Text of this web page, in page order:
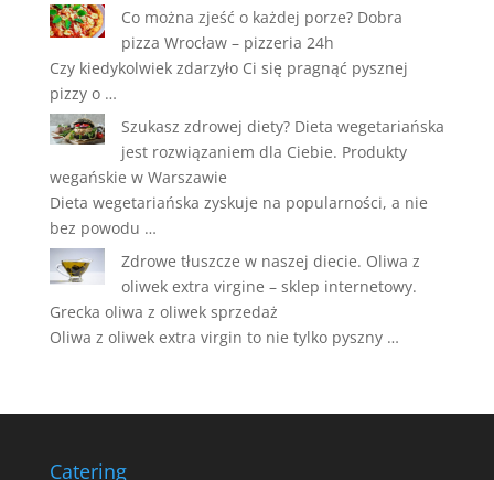
Co można zjeść o każdej porze? Dobra
pizza Wrocław – pizzeria 24h
Czy kiedykolwiek zdarzyło Ci się pragnąć pysznej
pizzy o …
Szukasz zdrowej diety? Dieta wegetariańska
jest rozwiązaniem dla Ciebie. Produkty
wegańskie w Warszawie
Dieta wegetariańska zyskuje na popularności, a nie
bez powodu …
Zdrowe tłuszcze w naszej diecie. Oliwa z
oliwek extra virgine – sklep internetowy.
Grecka oliwa z oliwek sprzedaż
Oliwa z oliwek extra virgin to nie tylko pyszny …
Catering